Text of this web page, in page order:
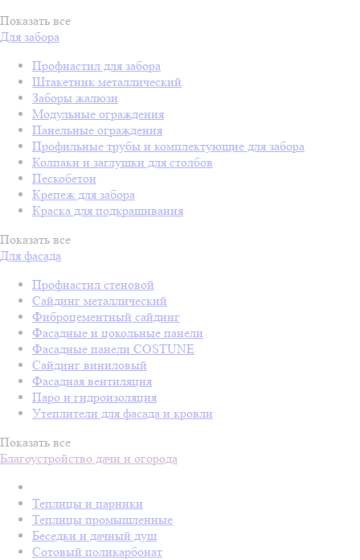
Показать все
Для забора
Профнастил для забора
Штакетник металлический
Заборы жалюзи
Модульные ограждения
Панельные ограждения
Профильные трубы и комплектующие для забора
Колпаки и заглушки для столбов
Пескобетон
Крепеж для забора
Краска для подкрашивания
Показать все
Для фасада
Профнастил стеновой
Сайдинг металлический
Фиброцементный сайдинг
Фасадные и цокольные панели
Фасадные панели COSTUNE
Сайдинг виниловый
Фасадная вентиляция
Паро и гидроизоляция
Утеплители для фасада и кровли
Показать все
Благоустройство дачи и огорода
Теплицы и парники
Теплицы промышленные
Беседки и дачный душ
Сотовый поликарбонат